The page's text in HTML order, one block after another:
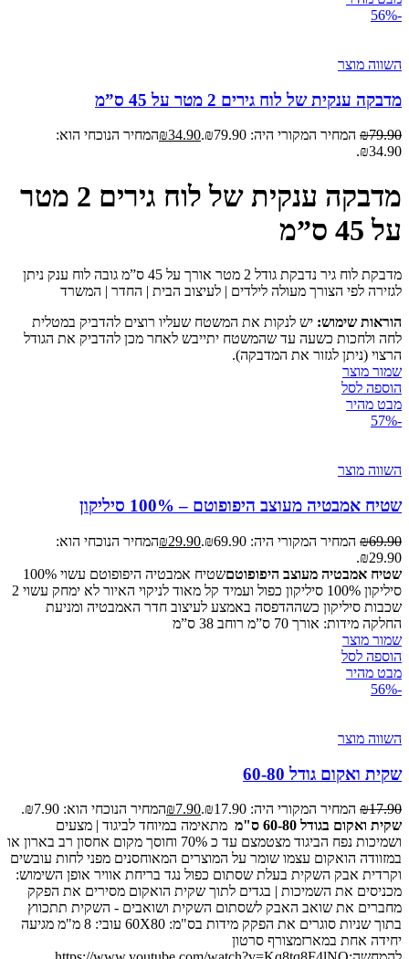
-56%
השווה מוצר
מדבקה ענקית של לוח גירים 2 מטר על 45 ס”מ
₪79.90 המחיר המקורי היה: ₪79.90. ₪34.90
המחיר הנוכחי הוא:
₪34.90.
מדבקה ענקית של לוח גירים 2 מטר
על 45 ס”מ
מדבקת לוח גיר נדבקת גודל 2 מטר אורך על 45 ס”מ גובה לוח ענק ניתן
לגזירה לפי הצורך מעולה לילדים | לעיצוב הבית | החדר | המשרד
הוראות שימוש: יש לנקות את המשטח שעליו רוצים להדביק במטלית
לחה ולחכות כשעה עד שהמשטח יתייבש לאחר מכן להדביק את הגודל
הרצוי (ניתן לגזור את המדבקה).
שמור מוצר
הוספה לסל
מבט מהיר
-57%
השווה מוצר
שטיח אמבטיה מעוצב היפופוטם – 100% סיליקון
₪69.90 המחיר המקורי היה: ₪69.90. ₪29.90
המחיר הנוכחי הוא:
₪29.90.
שטיח אמבטיה מעוצב היפופוטם
שטיח אמבטיה היפופוטם עשוי 100%
סיליקון 100% סיליקון כפול ועמיד קל מאוד לניקוי האיור לא ימחק עשוי 2
שכבות סיליקון כשההדפסה באמצע לעיצוב חדר האמבטיה ומניעת
החלקה מידות: אורך 70 ס”מ רוחב 38 ס”מ
שמור מוצר
הוספה לסל
מבט מהיר
-56%
השווה מוצר
שקית ואקום גודל 60-80
₪17.90 המחיר המקורי היה: ₪17.90. ₪7.90
המחיר הנוכחי הוא: ₪7.90.
שקית ואקום בגודל 60-80 ס"מ
מתאימה במיוחד לביגוד | מצעים
ושמיכות נפח הביגוד מצטמצם עד כ 70% וחוסך מקום אחסון רב בארון או
במזוודה הואקום עצמו שומר על המוצרים המאוחסנים מפני לחות עובשים
וקרדית אבק השקית בעלת שסתום כפול נגד בריחת אוויר אופן השימוש:
מכניסים את השמיכות | בגדים לתוך שקית הואקום מסירים את הפקק
מחברים את שואב האבק לשסתום השקית ושואבים - השקית תתכווץ
בתוך שניות סוגרים את הפקק מידות בס"מ: 60X80 עובי: 8 מ"מ מגיעה
יחידה אחת במארזמצורף סרטון